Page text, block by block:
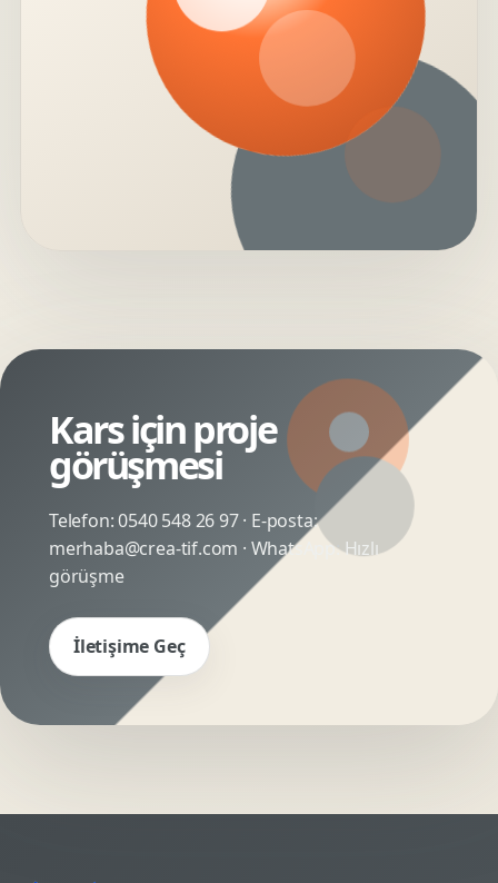
Kars için proje
görüşmesi
Telefon:0540 548 26 97· E-posta:
merhaba@crea-tif.com · WhatsApp:Hızlı
görüşme
İletişime Geç